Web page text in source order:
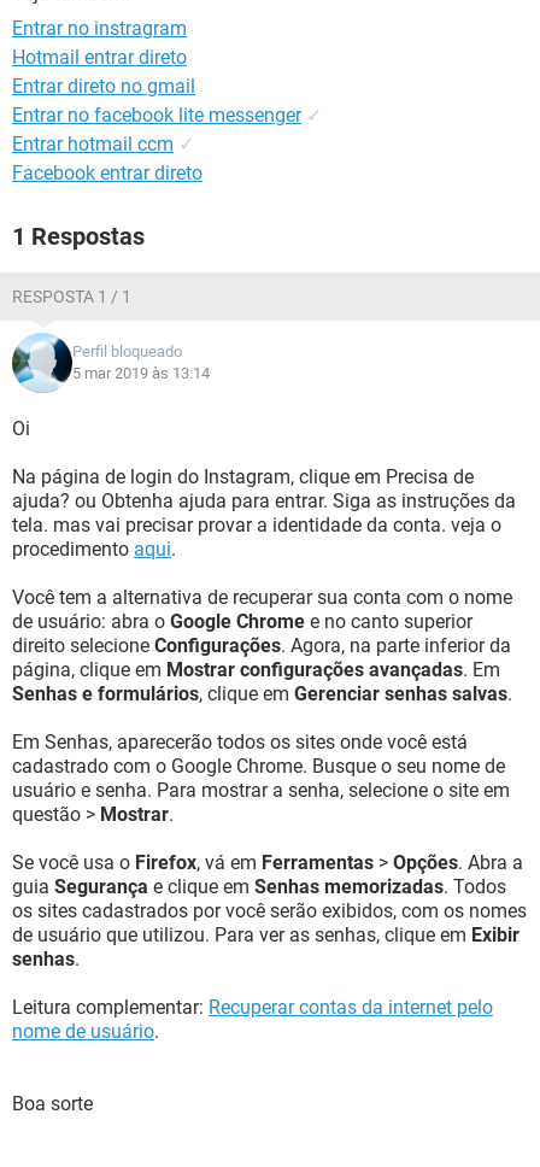
GUIA DE COMPRAS
Entrar no instragram
Hotmail entrar direto
Entrar direto no gmail
Entrar no facebook lite messenger ✓
Entrar hotmail ccm ✓
Facebook entrar direto
1 Respostas
RESPOSTA 1 / 1
Perfil bloqueado
5 mar 2019 às 13:14
Oi
Na página de login do Instagram, clique em Precisa de
ajuda? ou Obtenha ajuda para entrar. Siga as instruções da
tela. mas vai precisar provar a identidade da conta. veja o
procedimento aqui.
Você tem a alternativa de recuperar sua conta com o nome
de usuário: abra o Google Chrome e no canto superior
direito selecione Configurações. Agora, na parte inferior da
página, clique em Mostrar configurações avançadas. Em
Senhas e formulários, clique em Gerenciar senhas salvas.
Em Senhas, aparecerão todos os sites onde você está
cadastrado com o Google Chrome. Busque o seu nome de
usuário e senha. Para mostrar a senha, selecione o site em
questão > Mostrar.
Se você usa o Firefox, vá em Ferramentas > Opções. Abra a
guia Segurança e clique em Senhas memorizadas. Todos
os sites cadastrados por você serão exibidos, com os nomes
de usuário que utilizou. Para ver as senhas, clique em Exibir
senhas.
Leitura complementar: Recuperar contas da internet pelo
nome de usuário.
Boa sorte